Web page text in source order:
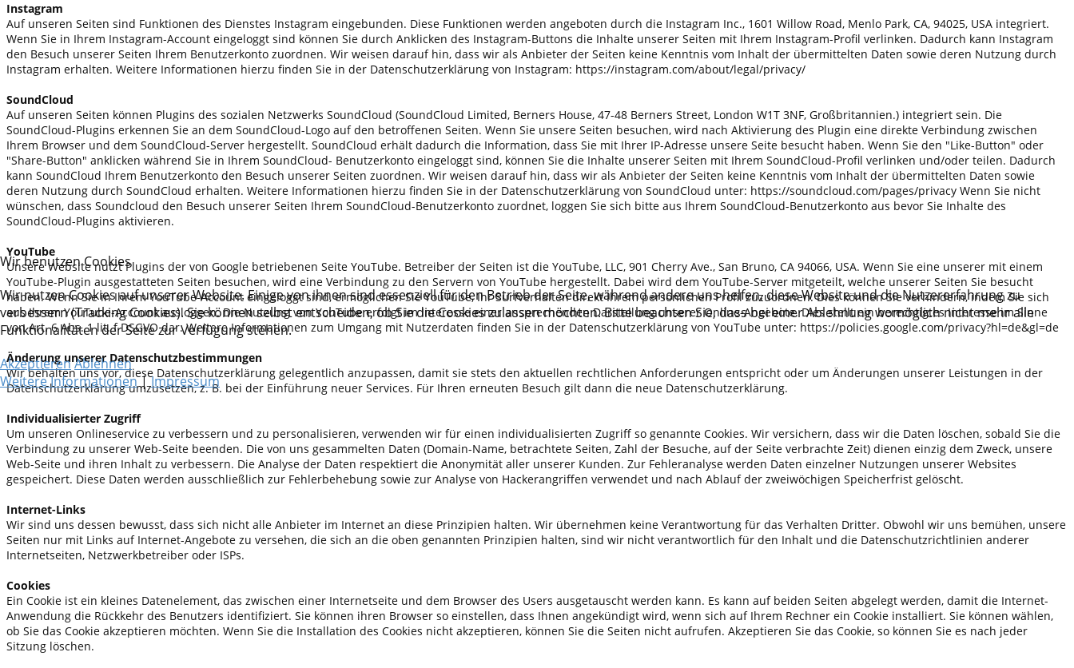
Instagram
Auf unseren Seiten sind Funktionen des Dienstes Instagram eingebunden. Diese Funktionen werden angeboten durch die Instagram Inc., 1601 Willow Road, Menlo Park, CA, 94025, USA integriert.
Wenn Sie in Ihrem Instagram-Account eingeloggt sind können Sie durch Anklicken des Instagram-Buttons die Inhalte unserer Seiten mit Ihrem Instagram-Profil verlinken. Dadurch kann Instagram
den Besuch unserer Seiten Ihrem Benutzerkonto zuordnen. Wir weisen darauf hin, dass wir als Anbieter der Seiten keine Kenntnis vom Inhalt der übermittelten Daten sowie deren Nutzung durch
Instagram erhalten. Weitere Informationen hierzu finden Sie in der Datenschutzerklärung von Instagram: https://instagram.com/about/legal/privacy/
SoundCloud
Auf unseren Seiten können Plugins des sozialen Netzwerks SoundCloud (SoundCloud Limited, Berners House, 47-48 Berners Street, London W1T 3NF, Großbritannien.) integriert sein. Die
SoundCloud-Plugins erkennen Sie an dem SoundCloud-Logo auf den betroffenen Seiten. Wenn Sie unsere Seiten besuchen, wird nach Aktivierung des Plugin eine direkte Verbindung zwischen
Ihrem Browser und dem SoundCloud-Server hergestellt. SoundCloud erhält dadurch die Information, dass Sie mit Ihrer IP-Adresse unsere Seite besucht haben. Wenn Sie den "Like-Button" oder
"Share-Button" anklicken während Sie in Ihrem SoundCloud- Benutzerkonto eingeloggt sind, können Sie die Inhalte unserer Seiten mit Ihrem SoundCloud-Profil verlinken und/oder teilen. Dadurch
kann SoundCloud Ihrem Benutzerkonto den Besuch unserer Seiten zuordnen. Wir weisen darauf hin, dass wir als Anbieter der Seiten keine Kenntnis vom Inhalt der übermittelten Daten sowie
deren Nutzung durch SoundCloud erhalten. Weitere Informationen hierzu finden Sie in der Datenschutzerklärung von SoundCloud unter: https://soundcloud.com/pages/privacy Wenn Sie nicht
wünschen, dass Soundcloud den Besuch unserer Seiten Ihrem SoundCloud-Benutzerkonto zuordnet, loggen Sie sich bitte aus Ihrem SoundCloud-Benutzerkonto aus bevor Sie Inhalte des
SoundCloud-Plugins aktivieren.
YouTube
Unsere Website nutzt Plugins der von Google betriebenen Seite YouTube. Betreiber der Seiten ist die YouTube, LLC, 901 Cherry Ave., San Bruno, CA 94066, USA. Wenn Sie eine unserer mit einem
YouTube-Plugin ausgestatteten Seiten besuchen, wird eine Verbindung zu den Servern von YouTube hergestellt. Dabei wird dem YouTube-Server mitgeteilt, welche unserer Seiten Sie besucht
haben. Wenn Sie in Ihrem YouTube-Account eingeloggt sind, ermöglichen Sie YouTube, Ihr Surfverhalten direkt Ihrem persönlichen Profil zuzuordnen. Dies können Sie verhindern, indem Sie sich
aus Ihrem YouTube-Account ausloggen. Die Nutzung von YouTube erfolgt im Interesse einer ansprechenden Darstellung unserer Online-Angebote. Dies stellt ein berechtigtes Interesse im Sinne
von Art. 6 Abs. 1 lit. f DSGVO dar. Weitere Informationen zum Umgang mit Nutzerdaten finden Sie in der Datenschutzerklärung von YouTube unter: https://policies.google.com/privacy?hl=de&gl=de
Änderung unserer Datenschutzbestimmungen
Wir behalten uns vor, diese Datenschutzerklärung gelegentlich anzupassen, damit sie stets den aktuellen rechtlichen Anforderungen entspricht oder um Änderungen unserer Leistungen in der
Datenschutzerklärung umzusetzen, z. B. bei der Einführung neuer Services. Für Ihren erneuten Besuch gilt dann die neue Datenschutzerklärung.
Individualisierter Zugriff
Um unseren Onlineservice zu verbessern und zu personalisieren, verwenden wir für einen individualisierten Zugriff so genannte Cookies. Wir versichern, dass wir die Daten löschen, sobald Sie die
Verbindung zu unserer Web-Seite beenden. Die von uns gesammelten Daten (Domain-Name, betrachtete Seiten, Zahl der Besuche, auf der Seite verbrachte Zeit) dienen einzig dem Zweck, unsere
Web-Seite und ihren Inhalt zu verbessern. Die Analyse der Daten respektiert die Anonymität aller unserer Kunden. Zur Fehleranalyse werden Daten einzelner Nutzungen unserer Websites
gespeichert. Diese Daten werden ausschließlich zur Fehlerbehebung sowie zur Analyse von Hackerangriffen verwendet und nach Ablauf der zweiwöchigen Speicherfrist gelöscht.
Internet-Links
Wir sind uns dessen bewusst, dass sich nicht alle Anbieter im Internet an diese Prinzipien halten. Wir übernehmen keine Verantwortung für das Verhalten Dritter. Obwohl wir uns bemühen, unsere
Seiten nur mit Links auf Internet-Angebote zu versehen, die sich an die oben genannten Prinzipien halten, sind wir nicht verantwortlich für den Inhalt und die Datenschutzrichtlinien anderer
Internetseiten, Netzwerkbetreiber oder ISPs.
Cookies
Ein Cookie ist ein kleines Datenelement, das zwischen einer Internetseite und dem Browser des Users ausgetauscht werden kann. Es kann auf beiden Seiten abgelegt werden, damit die Internet-
Anwendung die Rückkehr des Benutzers identifiziert. Sie können ihren Browser so einstellen, dass Ihnen angekündigt wird, wenn sich auf Ihrem Rechner ein Cookie installiert. Sie können wählen,
ob Sie das Cookie akzeptieren möchten. Wenn Sie die Installation des Cookies nicht akzeptieren, können Sie die Seiten nicht aufrufen. Akzeptieren Sie das Cookie, so können Sie es nach jeder
Sitzung löschen.
Wir benutzen Cookies
Wir nutzen Cookies auf unserer Website. Einige von ihnen sind essenziell für den Betrieb der Seite, während andere uns helfen, diese Website und die Nutzererfahrung zu
verbessern (Tracking Cookies). Sie können selbst entscheiden, ob Sie die Cookies zulassen möchten. Bitte beachten Sie, dass bei einer Ablehnung womöglich nicht mehr alle
Funktionalitäten der Seite zur Verfügung stehen.
AkzeptierenAblehnen
Weitere Informationen|Impressum